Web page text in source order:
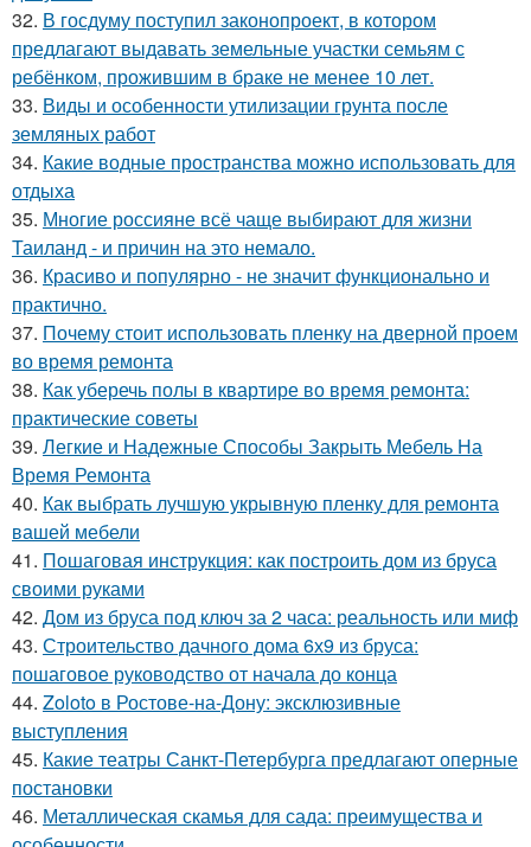
32. В госдуму поступил законопроект, в котором
предлагают выдавать земельные участки семьям с
ребёнком, прожившим в браке не менее 10 лет.
33. Виды и особенности утилизации грунта после
земляных работ
34. Какие водные пространства можно использовать для
отдыха
35. Многие россияне всё чаще выбирают для жизни
Таиланд - и причин на это немало.
36. Красиво и популярно - не значит функционально и
практично.
37. Почему стоит использовать пленку на дверной проем
во время ремонта
38. Как уберечь полы в квартире во время ремонта:
практические советы
39. Легкие и Надежные Способы Закрыть Мебель На
Время Ремонта
40. Как выбрать лучшую укрывную пленку для ремонта
вашей мебели
41. Пошаговая инструкция: как построить дом из бруса
своими руками
42. Дом из бруса под ключ за 2 часа: реальность или миф
43. Строительство дачного дома 6х9 из бруса:
пошаговое руководство от начала до конца
44. Zoloto в Ростове-на-Дону: эксклюзивные
выступления
45. Какие театры Санкт-Петербурга предлагают оперные
постановки
46. Металлическая скамья для сада: преимущества и